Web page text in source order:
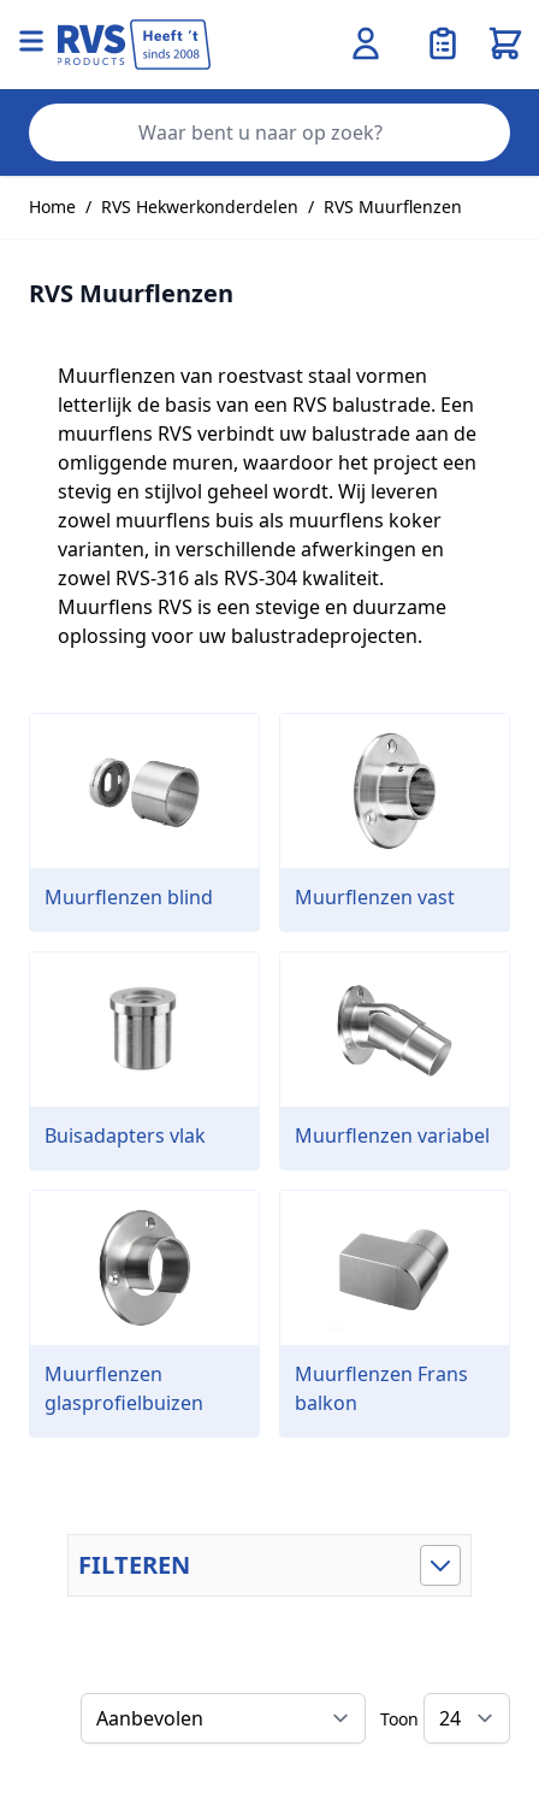
Home / RVS Hekwerkonderdelen / RVS Muurflenzen
RVS Muurflenzen
Muurflenzen van roestvast staal vormen
letterlijk de basis van een RVS balustrade. Een
muurflens RVS verbindt uw balustrade aan de
omliggende muren, waardoor het project een
stevig en stijlvol geheel wordt. Wij leveren
zowel muurflens buis als muurflens koker
varianten, in verschillende afwerkingen en
zowel RVS-316 als RVS-304 kwaliteit.
Muurflens RVS is een stevige en duurzame
oplossing voor uw balustradeprojecten.
Muurflenzen blind Muurflenzen vast
Buisadapters vlak Muurflenzen variabel
Muurflenzen
glasprofielbuizen
Muurflenzen Frans
balkon
FILTEREN
Sorteer op
Toon